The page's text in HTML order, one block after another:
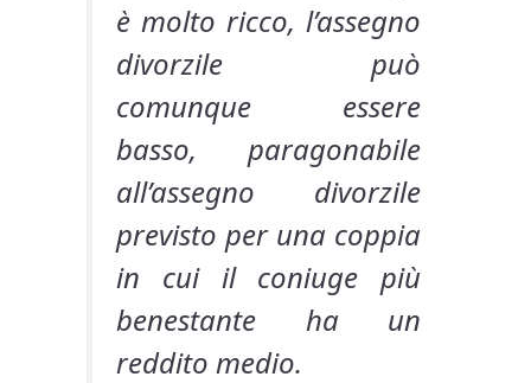
è molto ricco, l’assegno
divorzile può
comunque essere
basso, paragonabile
all’assegno divorzile
previsto per una coppia
in cui il coniuge più
benestante ha un
reddito medio.